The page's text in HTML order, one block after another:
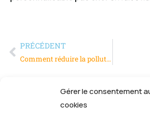
Gérer le consentement
cookies
PRÉCÉDENT
Comment réduire la pollution sonore au bureau ?